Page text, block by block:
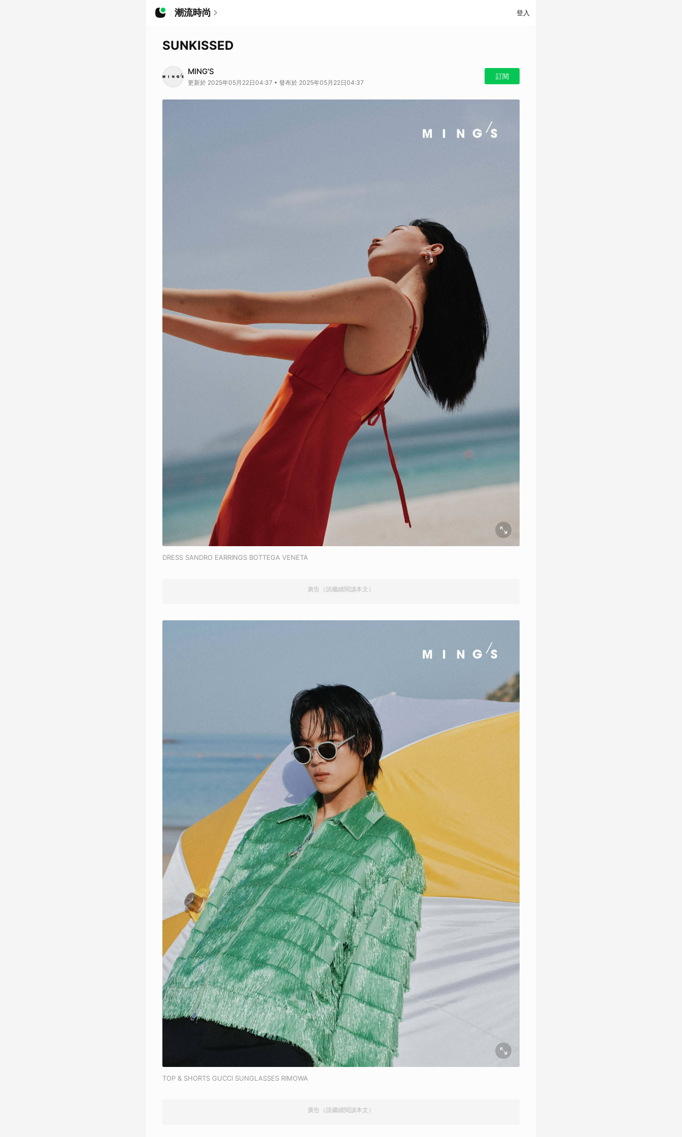
潮流時尚 登入
SUNKISSED
MING'S
更新於 2025年05月22日04:37 • 發布於 2025年05月22日04:37
訂閱
DRESS SANDRO EARRINGS BOTTEGA VENETA
廣告（請繼續閱讀本文）
TOP & SHORTS GUCCI SUNGLASSES RIMOWA
廣告（請繼續閱讀本文）